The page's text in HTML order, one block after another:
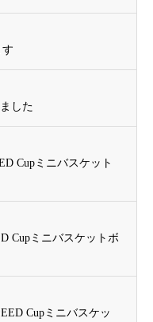
した
Cupミニバスケット
Cupミニバスケットボ
Cupミニバスケッ